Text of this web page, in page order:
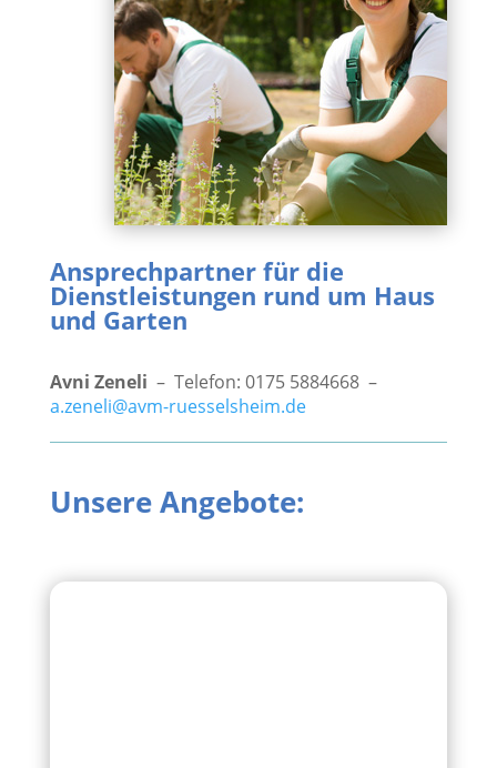
Ansprechpartner für die
Dienstleistungen rund um Haus
und Garten
Avni Zeneli – Telefon: 0175 5884668 –
a.zeneli@avm-ruesselsheim.de
Unsere Angebote: